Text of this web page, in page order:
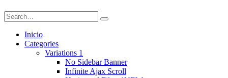
Inicio
Categories
Variations 1
No Sidebar Banner
Infinite Ajax Scroll